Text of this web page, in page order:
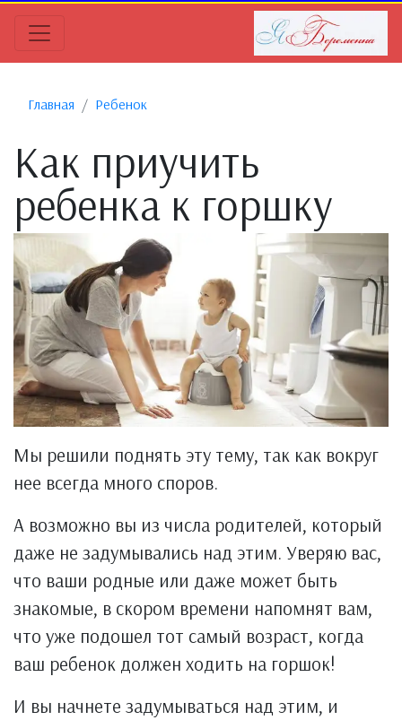
Главная Ребенок
Как приучить
ребенка к горшку
Мы решили поднять эту тему, так как вокруг
нее всегда много споров.
А возможно вы из числа родителей, который
даже не задумывались над этим. Уверяю вас,
что ваши родные или даже может быть
знакомые, в скором времени напомнят вам,
что уже подошел тот самый возраст, когда
ваш ребенок должен ходить на горшок!
И вы начнете задумываться над этим, и